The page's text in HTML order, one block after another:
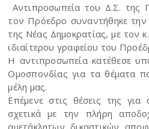
Αντιπροσωπεία του Δ.Σ. της
τον Πρόεδρο συναντήθηκε
της Νέας Δημοκρατίας, με
ιδιαίτερου γραφείου του
Η αντιπροσωπεία κατέθεσε
Ομοσπονδίας για τα θέματα
μέλη μας.
Επέμενε στις θέσεις της
σχετικά με την πλήρη
αμετάκλητων δικαστικών